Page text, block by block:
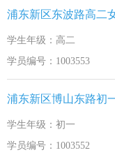
上海家教网大学生
全国教师管理信息
浦东新区东波路高二
学生年级：高二
学员编号：1003553
浦东新区博山东路初
学生年级：初一
学员编号：1003552